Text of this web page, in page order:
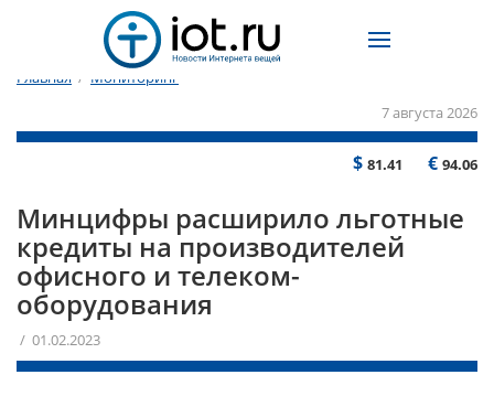
Главная / Мониторинг
7 августа 2026
$ 81.41 € 94.06
Минцифры расширило льготные
кредиты на производителей
офисного и телеком-
оборудования
/ 01.02.2023